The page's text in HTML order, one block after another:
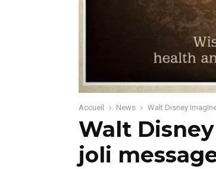
Accueil News Walt Disney
Walt
joli